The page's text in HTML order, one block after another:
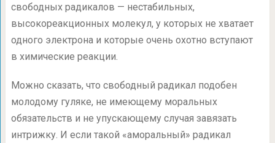
свободных радикалов — нестабильных,
высокореакционных молекул, у которых не хватает
одного электрона и которые очень охотно вступают
в химические реакции.
Можно сказать, что свободный радикал подобен
молодому гуляке, не имеющему моральных
обязательств и не упускающему случая завязать
интрижку. И если такой «аморальный» радикал